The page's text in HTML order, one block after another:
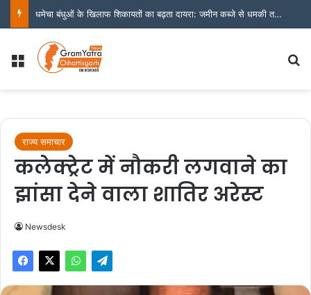
धमेचा बंधुओं के खिलाफ शिकायतों का बढ़ता दायरा: जमीन कब्जे से धमकी तक के आरोप, अब संयुक्त जांच व कठोर कार्यवाही की मांग
Menu
राज्य समाचार
कलेक्ट्रेट में नौकरी लगवाने का
झांसा देने वाला शातिर अरेस्ट
Newsdesk